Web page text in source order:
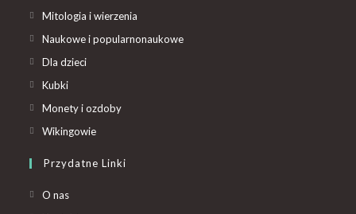
Mitologia i wierzenia
Naukowe i popularnonaukowe
Dla dzieci
Kubki
Monety i ozdoby
Wikingowie
Przydatne Linki
O nas